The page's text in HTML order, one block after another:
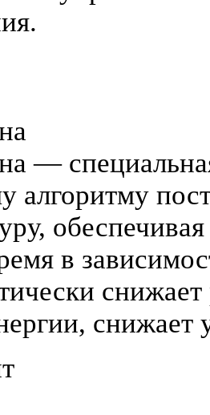
—
алгоритму
в